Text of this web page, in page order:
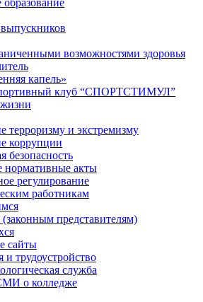
возможностями здоровья
капель»
клуб “СПОРТСТИМУЛ”
терроризму и экстремизму
коррупции
безопасность
нормативные акты
регулирование
работникам
представителям)
сайты
трудоустройство
служба
о колледже